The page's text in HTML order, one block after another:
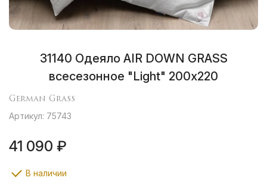
31140 Одеяло AIR DOWN GRASS
всесезонное "Light" 200х220
German Grass
Артикул: 75743
41 090 ₽
В наличии